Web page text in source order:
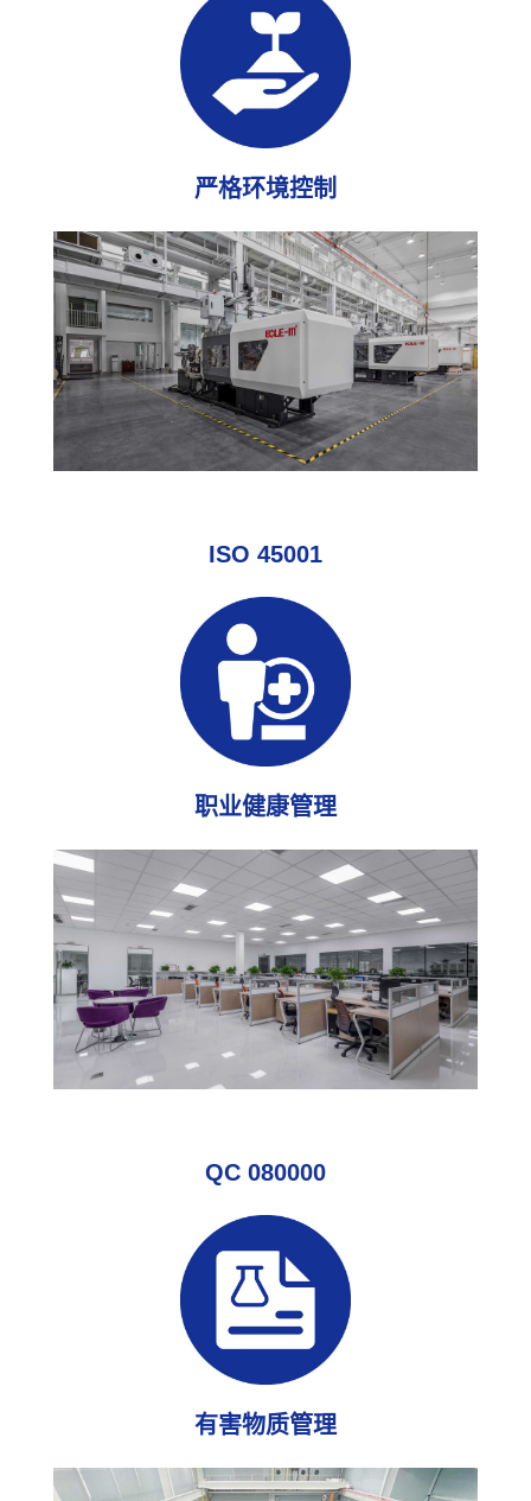
严格环境控制
ISO 45001
职业健康管理
QC 080000
有害物质管理